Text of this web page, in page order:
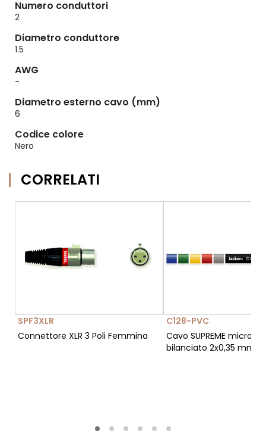
Numero conduttori
2
Diametro conduttore
1.5
AWG
-
Diametro esterno cavo (mm)
6
Codice colore
Nero
CORRELATI
SPF3XLR
Connettore XLR 3 Poli Femmina
C128-PVC
Cavo SUPREME
bilanciato 2x0,35 mm²